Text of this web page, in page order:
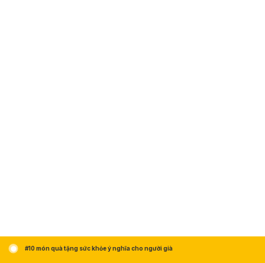
#10 món quà tặng sức khỏe ý nghĩa cho người già